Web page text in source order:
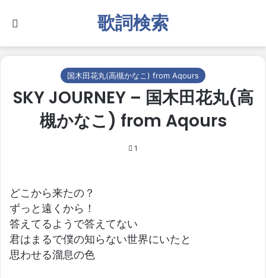
歌詞検索
国木田花丸(高槻かなこ) from Aqours
SKY JOURNEY – 国木田花丸(高
槻かなこ) from Aqours
1
どこから来たの？
ずっと遠くから！
答えてるようで答えてない
君はまるで僕の知らない世界にいたと
思わせる溜息の色